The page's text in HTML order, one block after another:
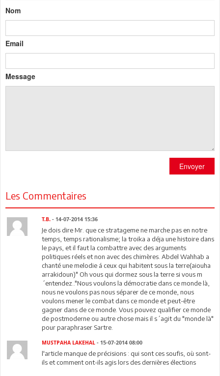
Nom
Email
Message
Envoyer
Les Commentaires
T.B. - 14-07-2014 15:36
Je dois dire Mr. que ce stratageme ne marche pas en notre
temps, temps rationalisme; la troika a déja une histoire dans
le pays, et il faut la combattre avec des arguments
politiques réels et non avec des chimères. Abdel Wahhab a
chanté une melodie á ceux qui habitent sous la terre(aiouha
arrakidoun)" Oh vous qui dormez sous la terre si vous m
´entendez.."Nous voulons la démocratie dans ce monde là,
nous ne voulons pas nous séparer de ce monde, nous
voulons mener le combat dans ce monde et peut-être
gagner dans de ce monde. Vous pouvez qualifier ce monde
de postmoderne ou autre chose mais il s´agit du "monde là"
pour paraphraser Sartre.
MUSTPAHA LAKEHAL - 15-07-2014 08:00
l'article manque de précisions : qui sont ces soufis, où sont-
ils et comment ont-ils agis lors des dernières élections